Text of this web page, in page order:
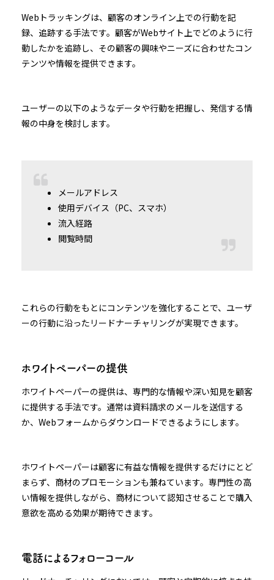
Webトラッキングは、顧客のオンライン上での行動を記
録、追跡する手法です。顧客がWebサイト上でどのように行
動したかを追跡し、その顧客の興味やニーズに合わせたコン
テンツや情報を提供できます。
ユーザーの以下のようなデータや行動を把握し、発信する情
報の中身を検討します。
メールアドレス
使用デバイス（PC、スマホ）
流入経路
閲覧時間
これらの行動をもとにコンテンツを強化することで、ユーザ
ーの行動に沿ったリードナーチャリングが実現できます。
ホワイトペーパーの提供
ホワイトペーパーの提供は、専門的な情報や深い知見を顧客
に提供する手法です。通常は資料請求のメールを送信する
か、Webフォームからダウンロードできるようにします。
ホワイトペーパーは顧客に有益な情報を提供するだけにとど
まらず、商材のプロモーションも兼ねています。専門性の高
い情報を提供しながら、商材について認知させることで購入
意欲を高める効果が期待できます。
電話によるフォローコール